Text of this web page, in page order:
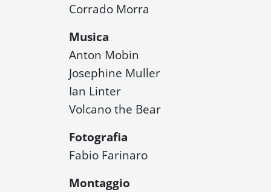
Corrado Morra
Musica
Anton Mobin
Josephine Muller
Ian Linter
Volcano the Bear
Fotografia
Fabio Farinaro
Montaggio